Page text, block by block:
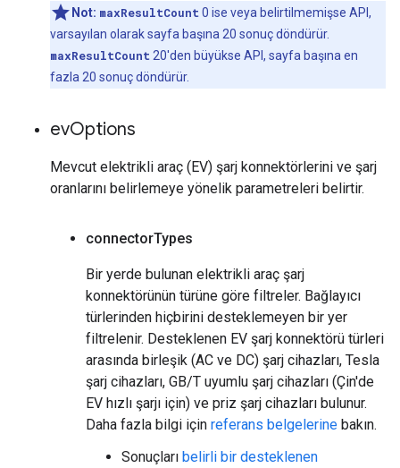
Not: maxResultCount 0 ise veya belirtilmemişse API,
varsayılan olarak sayfa başına 20 sonuç döndürür.
maxResultCount 20'den büyükse API, sayfa başına en
fazla 20 sonuç döndürür.
evOptions
Mevcut elektrikli araç (EV) şarj konnektörlerini ve şarj
oranlarını belirlemeye yönelik parametreleri belirtir.
connectorTypes
Bir yerde bulunan elektrikli araç şarj
konnektörünün türüne göre filtreler. Bağlayıcı
türlerinden hiçbirini desteklemeyen bir yer
filtrelenir. Desteklenen EV şarj konnektörü türleri
arasında birleşik (AC ve DC) şarj cihazları, Tesla
şarj cihazları, GB/T uyumlu şarj cihazları (Çin'de
EV hızlı şarjı için) ve priz şarj cihazları bulunur.
Daha fazla bilgi için referans belgelerine bakın.
Sonuçları belirli bir desteklenen